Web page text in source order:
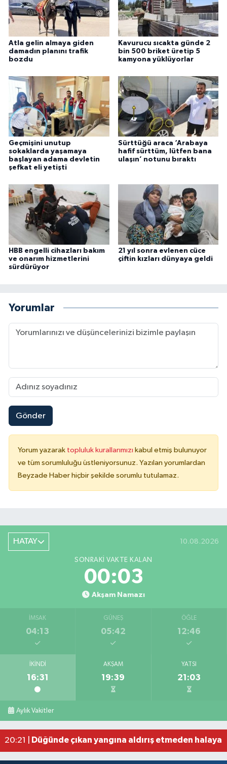
Atla gelin almaya giden
damadın planını trafik
bozdu
Kavurucu sıcakta günde 2
bin 500 briket üretip 5
kamyona yüklüyorlar
Geçmişini unutup
sokaklarda yaşamaya
başlayan adama devletin
şefkat eli yetişti
Sürttüğü araca ‘Arabaya
hafif sürttüm, lütfen bana
ulaşın’ notunu bıraktı
HBB engelli cihazları bakım
ve onarım hizmetlerini
sürdürüyor
21 yıl sonra evlenen cüce
çiftin kızları dünyaya geldi
Yorumlar
Gönder
Yorum yazarak topluluk kurallarımızı kabul etmiş bulunuyor
ve tüm sorumluluğu üstleniyorsunuz. Yazılan yorumlardan
Beyzade Haber hiçbir şekilde sorumlu tutulamaz.
HATAY 10.08.2026
SONRAKI VAKTE KALAN
00:02
Akşam Namazı
İMSAK
04:13
GÜNEŞ
05:42
ÖĞLE
12:46
İKINDI
16:31
AKŞAM
19:39
YATSI
21:03
Aylık Vakitler
Bahçede yaşanan yangında alevler 2 otomobile
10:15 |Antakya'da evlere giren yılanlar yakalandı
21:17 |Salah'ın maaşı açıklandı! İşte devasa ücret
20:21 |
Düğünde çıkan yangına aldırış etmeden